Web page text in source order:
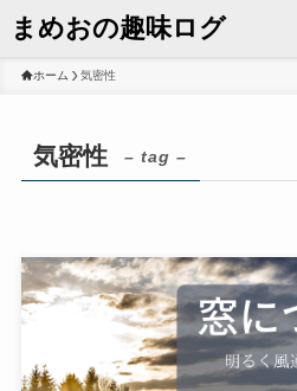
まめおの趣味ログ
ホーム 気密性
気密性 – tag –